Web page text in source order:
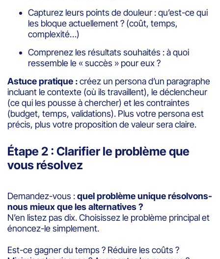
Capturez leurs points de douleur : qu’est-ce qui
les bloque actuellement ? (coût, temps,
complexité…)
Comprenez les résultats souhaités : à quoi
ressemble le « succès » pour eux ?
Astuce pratique :créez un persona d’un paragraphe
incluant le contexte (où ils travaillent), le déclencheur
(ce qui les pousse à chercher) et les contraintes
(budget, temps, validations). Plus votre persona est
précis, plus votre proposition de valeur sera claire.
Étape 2 : Clarifier le problème que
vous résolvez
Demandez-vous :quel problème unique résolvons-
nous mieux que les alternatives ?
N’en listez pas dix. Choisissez le problème principal et
énoncez-le simplement.
Est-ce gagner du temps ? Réduire les coûts ?